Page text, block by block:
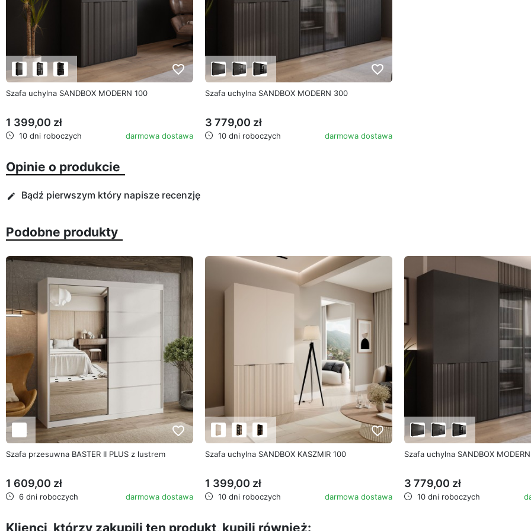
favorite_border
Szafa uchylna SANDBOX MODERN 100
1 399,00 zł
10 dni roboczych darmowa dostawa
favorite_border
Szafa uchylna SANDBOX MODERN 300
3 779,00 zł
10 dni roboczych darmowa dostawa
Opinie o produkcie
edit Bądź pierwszym który napisze recenzję
Podobne produkty
favorite_border
Szafa przesuwna BASTER II PLUS z lustrem
1 609,00 zł
6 dni roboczych darmowa dostawa
favorite_border
Szafa uchylna SANDBOX KASZMIR 100
1 399,00 zł
10 dni roboczych darmowa dostawa
Szafa uchylna SANDBOX
3 779,00 zł
10 dni roboczych
Klienci, którzy zakupili ten produkt, kupili również: